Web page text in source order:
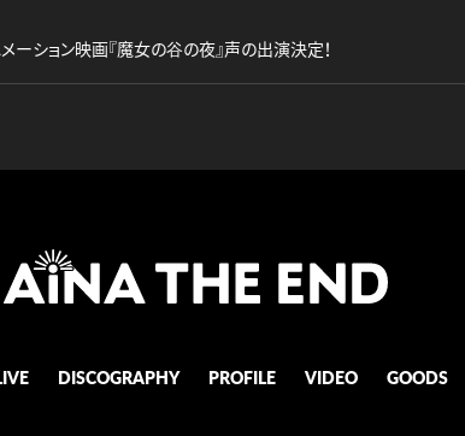
ーション映画『魔女の谷の夜』声の出演決定！
DISCOGRAPHY PROFILE VIDEO GOODS